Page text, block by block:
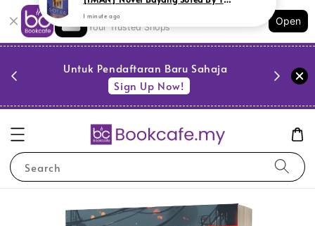
Shopping: Track Your Order
Your Trusted Shops
Open
Untuk Pendaftaran Baru Sahaja
Sign Up Now!
Search